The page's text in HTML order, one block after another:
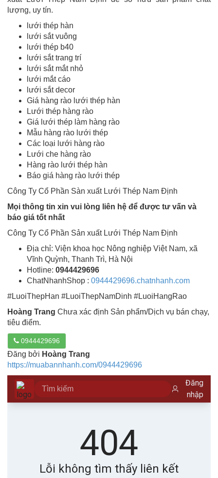
lượng, uy tín.
lưới thép hàn
lưới sắt vuông
lưới thép b40
lưới sắt trang trí
lưới sắt mắt nhỏ
lưới mắt cáo
lưới sắt decor
Giá hàng rào lưới thép hàn
Lưới thép hàng rào
Giá lưới thép làm hàng rào
Mẫu hàng rào lưới thép
Các loại lưới hàng rào
Lưới che hàng rào
Hàng rào lưới thép hàn
Báo giá hàng rào lưới thép
Công Ty Cổ Phần Sàn xuất Lưới Thép Nam Định
Mọi thông tin xin vui lòng liên hệ để được tư vấn và
báo giá tốt nhất
Công Ty Cổ Phần Sản xuất Lưới Thép Nam Định
Địa chỉ: Viện khoa học Nông nghiệp Việt Nam, xã
Vĩnh Quỳnh, Thanh Trì, Hà Nội
Hotline: 0944429696
ChatNhanhShop : 0944429696.chatnhanh.com
#LuoiThepHan #LuoiThepNamDinh #LuoiHangRao
Hoàng Trang Chưa xác định Sản phẩm/Dịch vụ bán chạy,
tiêu điểm.
0944429696
Đăng bởi Hoàng Trang
https://muabannhanh.com/0944429696